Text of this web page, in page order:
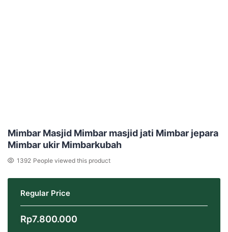
Mimbar Masjid Mimbar masjid jati Mimbar jepara
Mimbar ukir Mimbarkubah
1392 People viewed this product
Regular Price
Rp7.800.000